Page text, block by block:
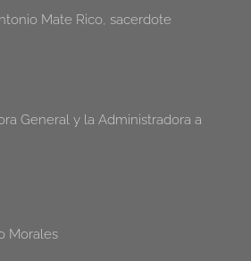
Mate Rico, sacerdote
General y la Administradora a
Morales